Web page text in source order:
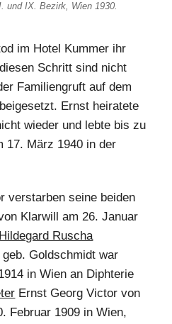
und IX. Bezirk, Wien 1930.
im Hotel Kummer ihr
Schritt sind nicht
Familiengruft auf dem
Ernst heiratete
wieder und lebte bis zu
17. März 1940 in der
verstarben seine beiden
Klarwill am 26. Januar
Hildegard Ruscha
Goldschmidt war
in Wien an Diphterie
Ernst Georg Victor von
Februar 1909 in Wien,